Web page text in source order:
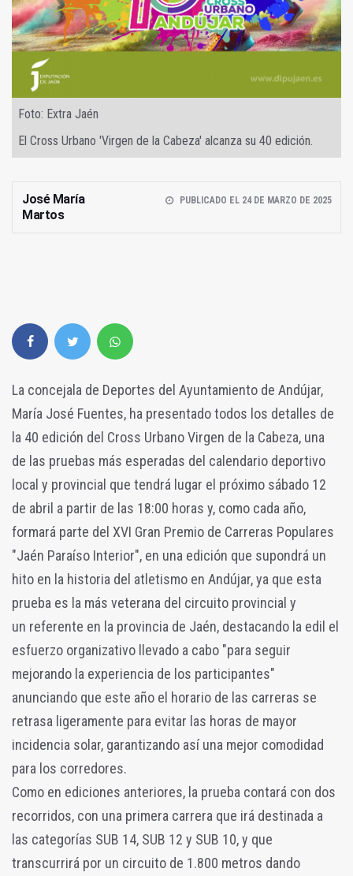
Foto: Extra Jaén
El Cross Urbano 'Virgen de la Cabeza' alcanza su 40 edición.
José María
Martos
PUBLICADO EL 24 DE MARZO DE 2025
La concejala de Deportes del Ayuntamiento de Andújar,
María José Fuentes, ha presentado todos los detalles de
la 40 edición del Cross Urbano Virgen de la Cabeza, una
de las pruebas más esperadas del calendario deportivo
local y provincial que tendrá lugar el próximo sábado 12
de abril a partir de las 18:00 horas y, como cada año,
formará parte del XVI Gran Premio de Carreras Populares
"Jaén Paraíso Interior", en una edición que supondrá un
hito en la historia del atletismo en Andújar, ya que esta
prueba es la más veterana del circuito provincial y
un referente en la provincia de Jaén, destacando la edil el
esfuerzo organizativo llevado a cabo "para seguir
mejorando la experiencia de los participantes"
anunciando que este año el horario de las carreras se
retrasa ligeramente para evitar las horas de mayor
incidencia solar, garantizando así una mejor comodidad
para los corredores.
Como en ediciones anteriores, la prueba contará con dos
recorridos, con una primera carrera que irá destinada a
las categorías SUB 14, SUB 12 y SUB 10, y que
transcurrirá por un circuito de 1.800 metros dando